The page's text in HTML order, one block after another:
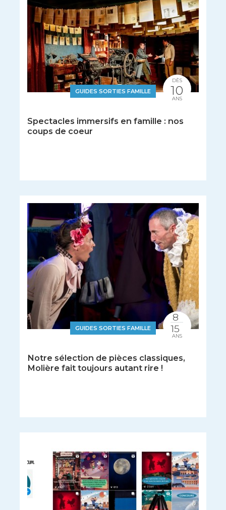
GUIDES SORTIES FAMILLE
Spectacles immersifs en famille : nos
coups de coeur
DÈS
10
ANS
GUIDES SORTIES FAMILLE
Notre sélection de pièces classiques,
Molière fait toujours autant rire !
8
15
ANS